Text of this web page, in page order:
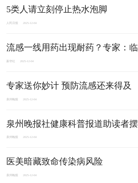
5类人请立刻停止热水泡脚
人民日报 2025-12-04
流感一线用药出现耐药？专家：
新华社 2025-12-04
专家送你妙计 预防流感还来得及
泉州晚报 2025-12-04
泉州晚报社健康科普报道助读者
泉州晚报 2025-12-04
医美暗藏致命传染病风险
泉州晚报 2025-12-04